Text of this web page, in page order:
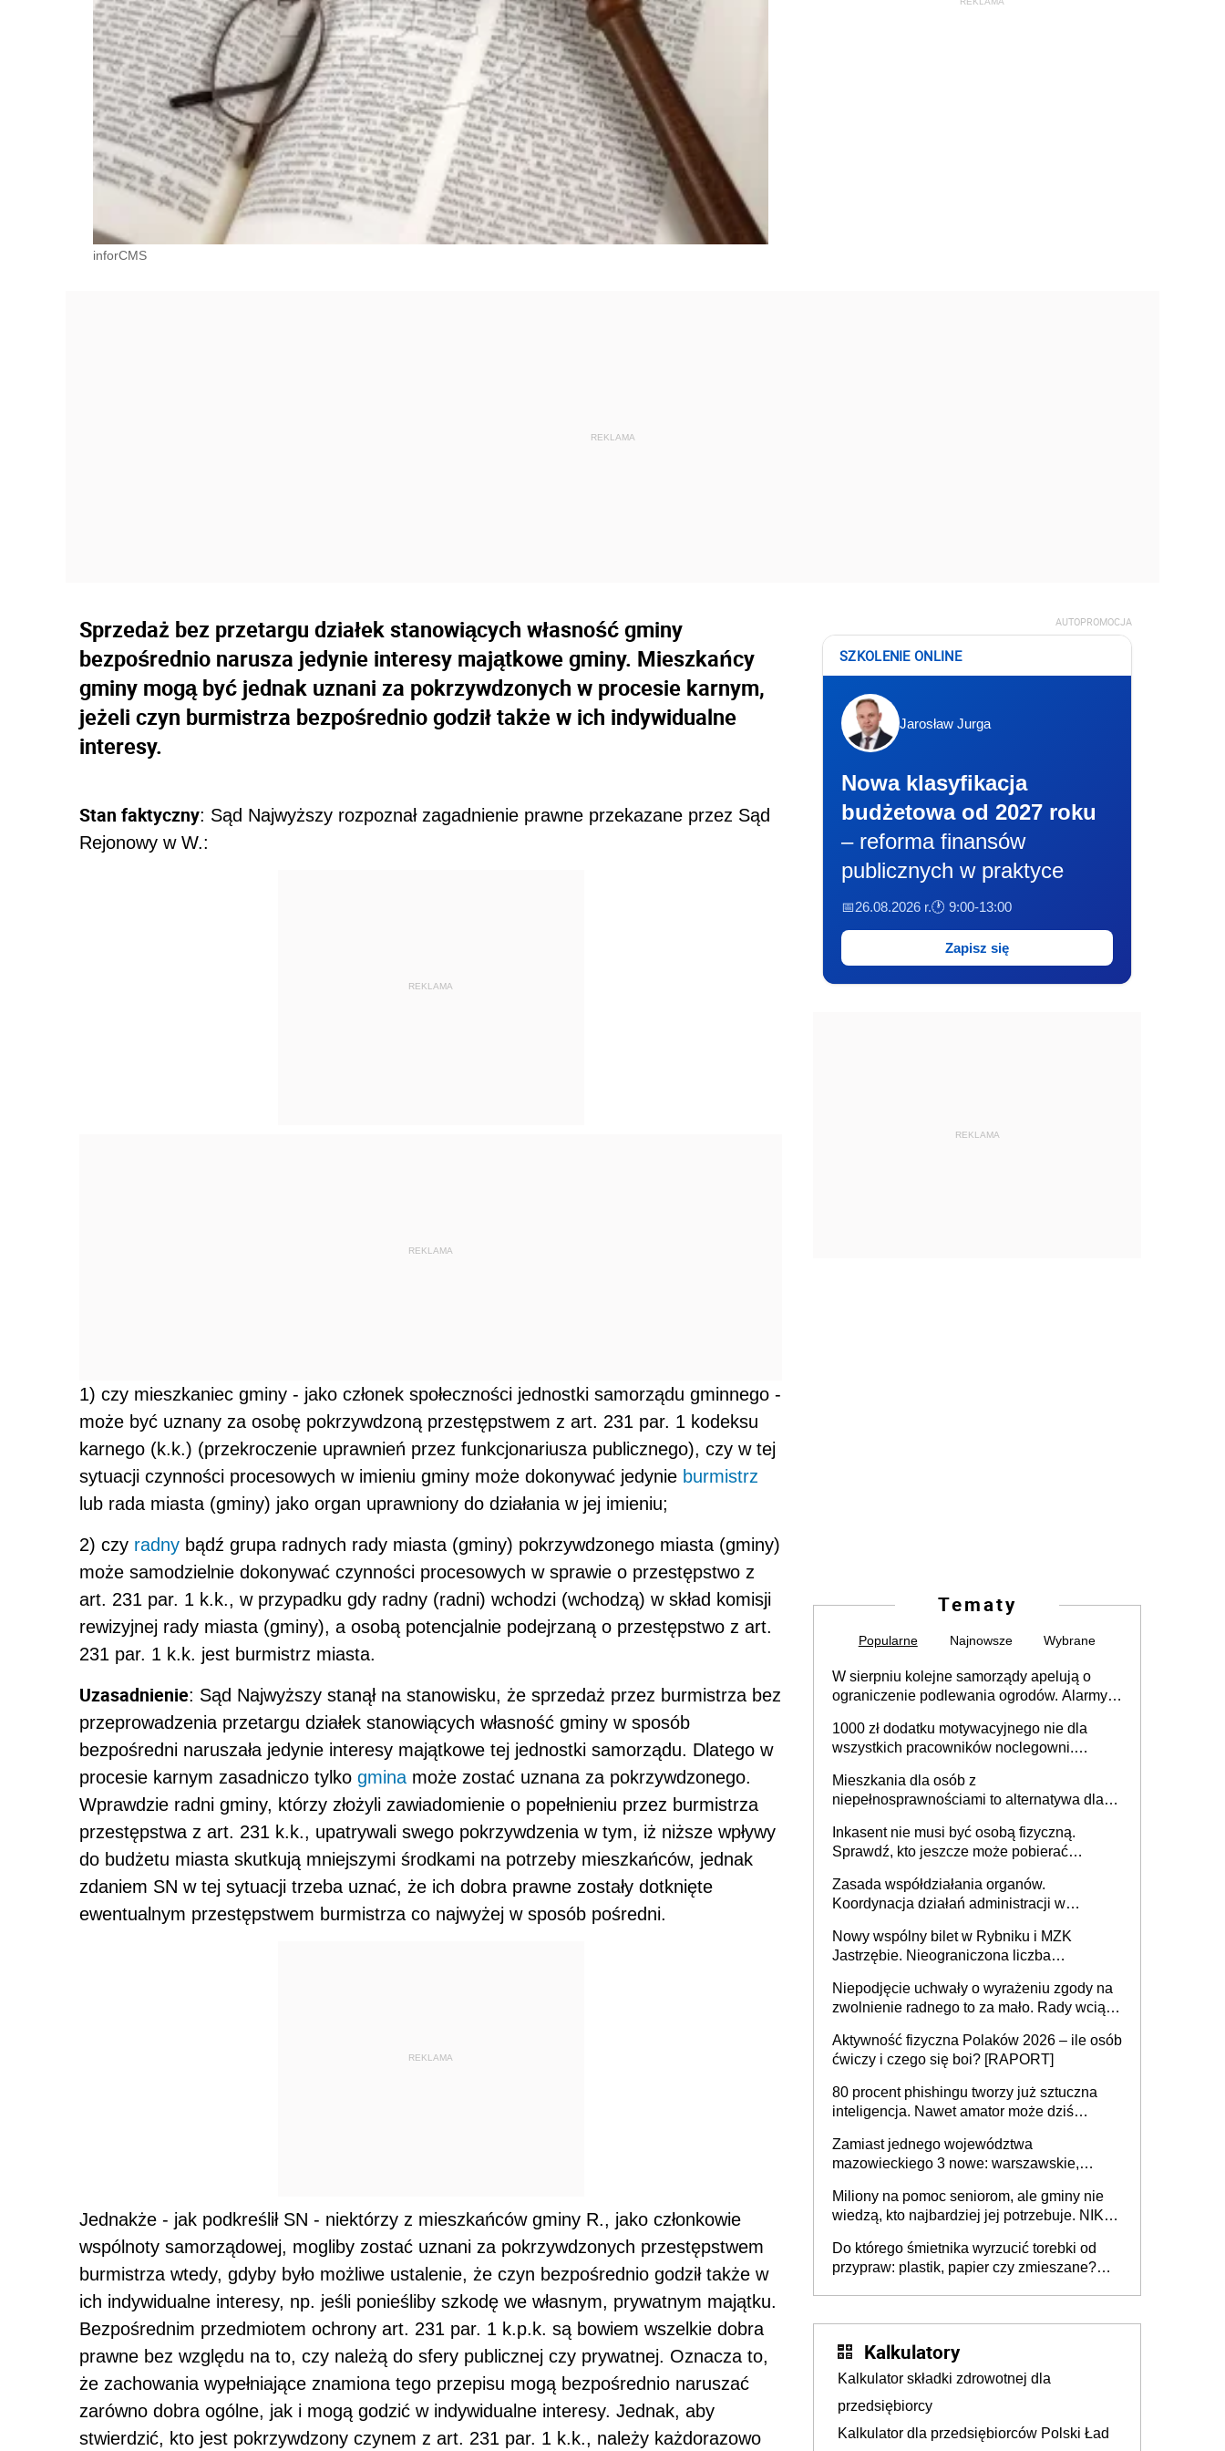
inforCMS
Sprzedaż bez przetargu działek stanowiących własność gminy
bezpośrednio narusza jedynie interesy majątkowe gminy. Mieszkańcy
gminy mogą być jednak uznani za pokrzywdzonych w procesie karnym,
jeżeli czyn burmistrza bezpośrednio godził także w ich indywidualne
interesy.
Stan faktyczny: Sąd Najwyższy rozpoznał zagadnienie prawne przekazane przez Sąd
Rejonowy w W.:
REKLAMA
REKLAMA
1) czy mieszkaniec gminy - jako członek społeczności jednostki samorządu gminnego -
może być uznany za osobę pokrzywdzoną przestępstwem z art. 231 par. 1 kodeksu
karnego (k.k.) (przekroczenie uprawnień przez funkcjonariusza publicznego), czy w tej
sytuacji czynności procesowych w imieniu gminy może dokonywać jedynie burmistrz
lub rada miasta (gminy) jako organ uprawniony do działania w jej imieniu;
2) czy radny bądź grupa radnych rady miasta (gminy) pokrzywdzonego miasta (gminy)
może samodzielnie dokonywać czynności procesowych w sprawie o przestępstwo z
art. 231 par. 1 k.k., w przypadku gdy radny (radni) wchodzi (wchodzą) w skład komisji
rewizyjnej rady miasta (gminy), a osobą potencjalnie podejrzaną o przestępstwo z art.
231 par. 1 k.k. jest burmistrz miasta.
Uzasadnienie: Sąd Najwyższy stanął na stanowisku, że sprzedaż przez burmistrza bez
przeprowadzenia przetargu działek stanowiących własność gminy w sposób
bezpośredni naruszała jedynie interesy majątkowe tej jednostki samorządu. Dlatego w
procesie karnym zasadniczo tylko gminamoże zostać uznana za pokrzywdzonego.
Wprawdzie radni gminy, którzy złożyli zawiadomienie o popełnieniu przez burmistrza
przestępstwa z art. 231 k.k., upatrywali swego pokrzywdzenia w tym, iż niższe wpływy
do budżetu miasta skutkują mniejszymi środkami na potrzeby mieszkańców, jednak
zdaniem SN w tej sytuacji trzeba uznać, że ich dobra prawne zostały dotknięte
ewentualnym przestępstwem burmistrza co najwyżej w sposób pośredni.
REKLAMA
Jednakże - jak podkreślił SN - niektórzy z mieszkańców gminy R., jako członkowie
wspólnoty samorządowej, mogliby zostać uznani za pokrzywdzonych przestępstwem
burmistrza wtedy, gdyby było możliwe ustalenie, że czyn bezpośrednio godził także w
ich indywidualne interesy, np. jeśli ponieśliby szkodę we własnym, prywatnym majątku.
Bezpośrednim przedmiotem ochrony art. 231 par. 1 k.p.k. są bowiem wszelkie dobra
prawne bez względu na to, czy należą do sfery publicznej czy prywatnej. Oznacza to,
że zachowania wypełniające znamiona tego przepisu mogą bezpośrednio naruszać
zarówno dobra ogólne, jak i mogą godzić w indywidualne interesy. Jednak, aby
stwierdzić, kto jest pokrzywdzony czynem z art. 231 par. 1 k.k., należy każdorazowo
AUTOPROMOCJA
SZKOLENIE ONLINE
Jarosław Jurga
Nowa klasyfikacja
budżetowa od 2027 roku
– reforma finansów
publicznych w praktyce
📅26.08.2026 r.🕐 9:00-13:00
Zapisz się
REKLAMA
Tematy
Popularne Najnowsze Wybrane
W sierpniu kolejne samorządy apelują o
ograniczenie podlewania ogrodów. Alarmy w
może objąć cały kraj
1000 zł dodatku motywacyjnego nie dla
wszystkich pracowników noclegowni.
Mieszkania dla osób z
niepełnosprawnościami to alternatywa dla
samodzielnie lub z rodziną
Inkasent nie musi być osobą fizyczną.
Sprawdź, kto jeszcze może pobierać
Zasada współdziałania organów.
Koordynacja działań administracji w
Nowy wspólny bilet w Rybniku i MZK
Jastrzębie. Nieograniczona liczba
Niepodjęcie uchwały o wyrażeniu zgody na
zwolnienie radnego to za mało. Rady wciąż
rozstrzygać sprawy
Aktywność fizyczna Polaków 2026 – ile osób
ćwiczy i czego się boi? [RAPORT]
80 procent phishingu tworzy już sztuczna
inteligencja. Nawet amator może dziś
Zamiast jednego województwa
mazowieckiego 3 nowe: warszawskie,
Europie nie ma tak dużych jednostek
stołecznych
Miliony na pomoc seniorom, ale gminy nie
wiedzą, kto najbardziej jej potrzebuje. NIK
Do którego śmietnika wyrzucić torebki od
przypraw: plastik, papier czy zmieszane?
Kalkulatory
Kalkulator składki zdrowotnej dla
przedsiębiorcy
Kalkulator dla przedsiębiorców Polski Ład